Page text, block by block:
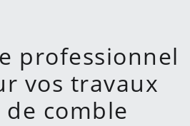
professionnel
vos travaux
de comble